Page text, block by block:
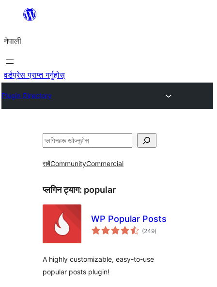
सामग्रीमा
नेपाली
वर्डप्रेस प्राप्त गर्नुहोस्
Plugin Directory
खोज्नुहोस्
सबैCommunityCommercial
प्लगिन ट्याग: popular
WP Popular Posts
(249कुल
रेटिङ्गहरू
)
A highly customizable, easy-to-use
popular posts plugin!